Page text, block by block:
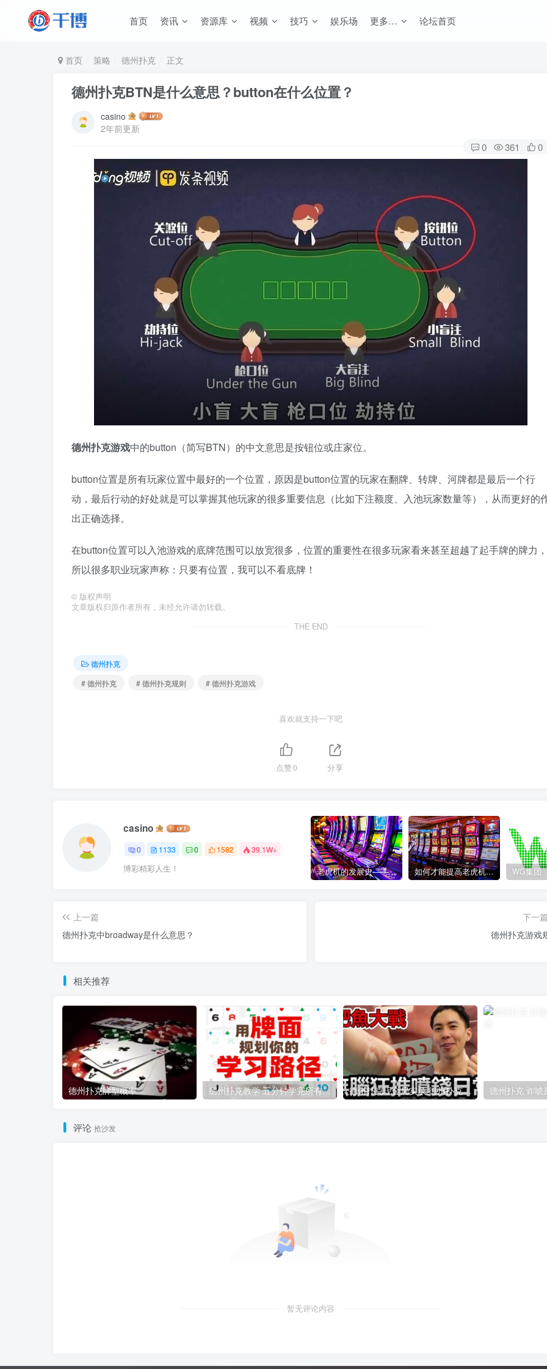
首页 资讯 资源库 视频 技巧 娱乐场 更多… 论坛首页
首页 策略 德州扑克 正文
德州扑克BTN是什么意思？button在什么位置？
casino
2年前更新
0 361 0
德州扑克游戏中的button（简写BTN）的中文意思是按钮位或庄家位。
button位置是所有玩家位置中最好的一个位置，原因是button位置的玩家在翻牌、转牌、河牌都是最后一个行
动，最后行动的好处就是可以掌握其他玩家的很多重要信息（比如下注额度、入池玩家数量等），从而更好的
出正确选择。
在button位置可以入池游戏的底牌范围可以放宽很多，位置的重要性在很多玩家看来甚至超越了起手牌的牌力，
所以很多职业玩家声称：只要有位置，我可以不看底牌！
© 版权声明
文章版权归原作者所有，未经允许请勿转载。
THE END
德州扑克
# 德州扑克
# 德州扑克规则 # 德州扑克游戏
喜欢就支持一下吧
点赞0 分享
casino
0 1133 0 1582 39.1W+
博彩精彩人生！ 老虎机的发展史——赌场中最受欢迎游戏的演变历程 如何才能提高老虎机获胜的几率？ WG集团
上一篇
德州扑克中broadway是什么意思？
下一
德州扑克游戏
相关推荐
德州扑克牌型概率 德州扑克教学 五分钟学完所有牌面！ 德州扑克现金局实录 德州扑克水下就是要诈唬偷鸡! 德州扑克 诈唬
评论 抢沙发
暂无评论内容